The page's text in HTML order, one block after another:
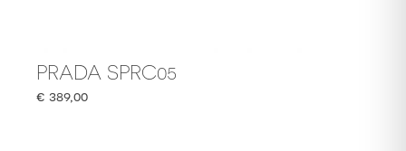
PRADA SPRC05
€ 389,00